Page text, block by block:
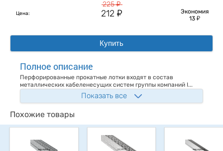
Цена:
225у
212 у
Экономия
13у
Купить
Полное описание
Перфорированные прокатные лотки входят в состав
металлических кабеленесущих систем группы компаний I...
Показать все
Похожие товары